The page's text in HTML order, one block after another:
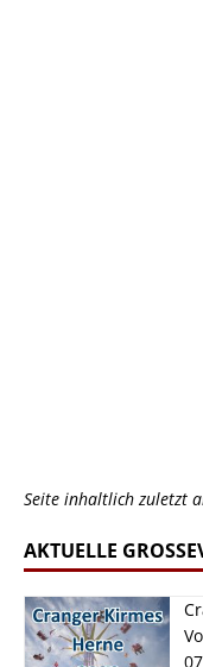
Seite inhaltlich zuletzt
AKTUELLE